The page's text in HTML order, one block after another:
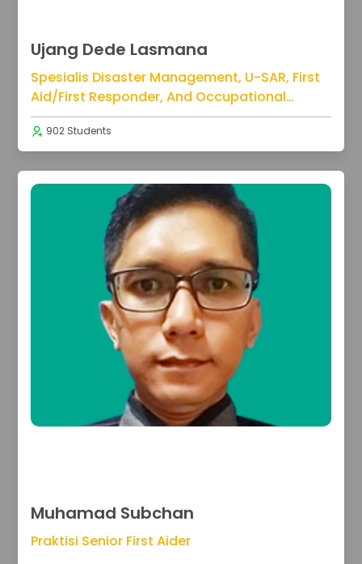
Ujang Dede Lasmana
Spesialis Disaster Management, U-SAR, First
Aid/First Responder, And Occupational
Health & Safety
902 Students
Muhamad Subchan
Praktisi Senior First Aider